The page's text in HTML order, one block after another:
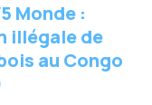
Monde :
illégale de
au Congo